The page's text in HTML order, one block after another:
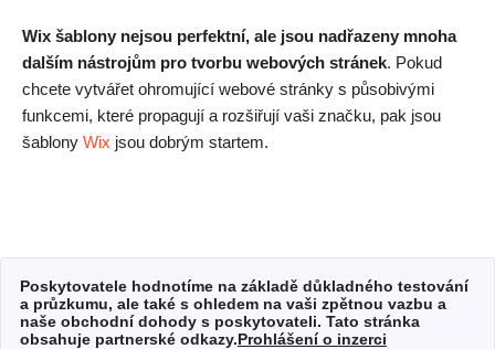
Wix šablony nejsou perfektní, ale jsou nadřazeny mnoha
dalším nástrojům pro tvorbu webových stránek. Pokud
chcete vytvářet ohromující webové stránky s působivými
funkcemi, které propagují a rozšiřují vaši značku, pak jsou
šablony Wix jsou dobrým startem.
Poskytovatele hodnotíme na základě důkladného testování
a průzkumu, ale také s ohledem na vaši zpětnou vazbu a
naše obchodní dohody s poskytovateli. Tato stránka
obsahuje partnerské odkazy.Prohlášení o inzerci